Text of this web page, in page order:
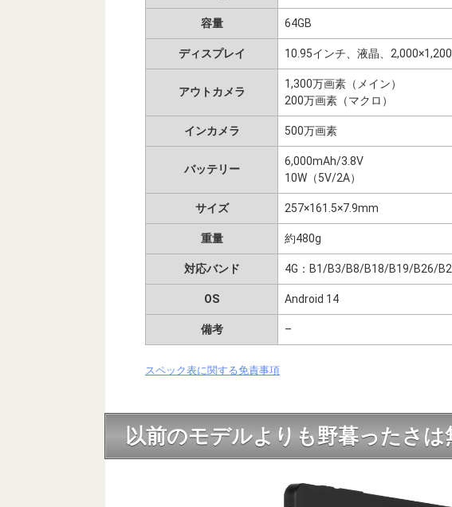
容量 64GB
ディスプレイ 10.95インチ、液晶、2,000×1,200
アウトカメラ
1,300万画素（メイン）
200万画素（マクロ）
インカメラ 500万画素
バッテリー
6,000mAh/3.8V
10W（5V/2A）
サイズ 257×161.5×7.9mm
重量 約480g
対応バンド 4G：B1/B3/B8/B18/B19/B26/
OS Android 14
備考 –
スペック表に関する免責事項
以前のモデルよりも野暮ったさは